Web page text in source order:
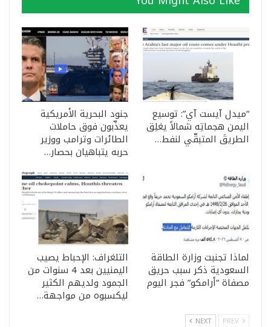
“ميدل آيست آي”: توسيع
اليمن هجماتِه شمالاً يغلِق
الطريقَ المتبقّي لنفط…
جنود البحرية الأمريكية
يعذّبون فوق حاملات
الطائرات وترامب ووزير
حربه يتباهيان بحصار…
لماذا تجنبت وزارة الطاقة
السعودية ذكر سبب حريق
مصفاة “أرامكو” فجر اليوم
التلغراف: الإحباط يصيب
اليمنيين بعد 4 سنوات من
الجمود ولديهم الكثير
ليكسبوه من مواجهة…
NEXT